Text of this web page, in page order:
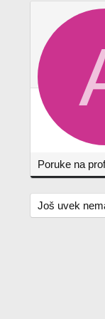
Poruke na
Još uvek